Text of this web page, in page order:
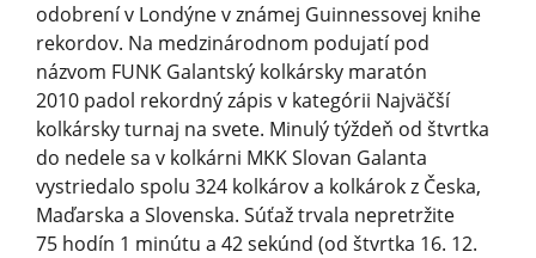
odobrení v Londýne v známej Guinnessovej knihe
rekordov. Na medzinárodnom podujatí pod
názvom FUNK Galantský kolkársky maratón
2010 padol rekordný zápis v kategórii Najväčší
kolkársky turnaj na svete. Minulý týždeň od štvrtka
do nedele sa v kolkárni MKK Slovan Galanta
vystriedalo spolu 324 kolkárov a kolkárok z Česka,
Maďarska a Slovenska. Súťaž trvala nepretržite
75 hodín 1 minútu a 42 sekúnd (od štvrtka 16. 12.